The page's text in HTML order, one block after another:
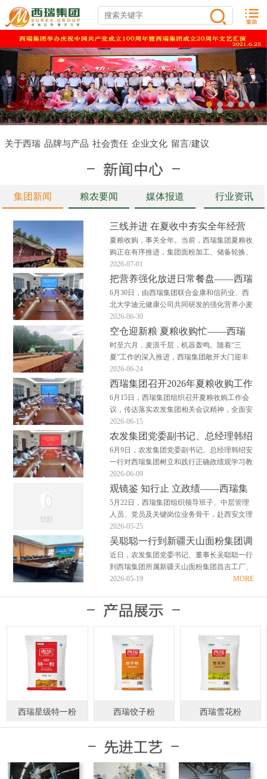
关于西瑞 品牌与产品 社会责任 企业文化 留言/建议
集团新闻 粮农要闻 行业资讯
媒体报道
三线并进 在夏收中夯实全年经营
底盘
夏粮收购，事关全年。当前，西瑞集团夏粮收
购正在有序推进，集团面粉加工、储备轮换、
粮食贸易三大板块多点发力、高效衔接，全力
夺取夏粮收购攻坚战主动权。面粉加工板块：
以收保产，筑牢粮头食尾收购链直通生产链，
原粮稳则加工稳。集团各面粉工厂把夏粮收购
视为全年原料保供…
2026-07-01
把营养强化放进日常餐盘——西瑞
集团召开活性叶酸面粉试吃启动会
6月30日，由西瑞集团联合金康和信药业、西
北大学迪元健康公司共同研发的强化营养小麦
粉——活性叶酸面粉正式进入重点人群试吃与
健康数据采集阶段，一场将营养健康“端上”餐
桌的启动会正式拉开帷幕。 随着“健康中国”战
略的深入推进，如何让营养摄入更精准、更便
捷，已…
2026-06-30
空仓迎新粮 夏粮收购忙——西瑞
集团夏粮收购有序开展
时至六月，麦浪千层，机器轰鸣。随着“三
夏”工作的深入推进，西瑞集团敞开大门迎丰
收，全面开启2026年夏粮收购工作。敞开收购
尽管来送 为确保夏粮收购高效开展，西瑞集
团实施“早动员、早部署、早启动”策略，对所
有输送设备、检化验仪器进行检修与校准，48
万吨仓容“…
2026-06-24
西瑞集团召开2026年夏粮收购工作
会议
6月15日，西瑞集团组织召开夏粮收购工作会
议，传达落实农发集团相关会议精神，全面安
排部署本年度夏粮收购各项工作。西瑞集团党
委书记、董事长、总经理樊健出席会议并讲
话，总会计师郭晓凤主持会议。 会议分析了
2026年小麦产区情况及市场形势，宣读了集团
夏粮收购工作方…
2026-06-15
农发集团党委副书记、总经理韩绍
安一行到西瑞集团调研督导树立和
践行正确政绩观学习教育
6月9日，农发集团党委副书记、总经理韩绍安
一行对西瑞集团树立和践行正确政绩观学习教
育进行调研督导。西瑞集团党委书记、董事
长、总经理樊健一同调研并详细介绍学习教育
开展情况和企业生产经营情况。 督导组通过
走访生产一线、谈心谈话和交流研讨的方式全
面了解学习教育…
2026-06-09
观镜鉴 知行止 立政绩——西瑞集
团赴西安文理学院警示教育基地参
观学习
5月22日，西瑞集团组织领导班子、中层管理
人员、党员及关键岗位业务骨干，赴西安文理
学院西安市警示教育基地，开展了一场以“为
国护粮责在肩，清廉务实创实绩”为主题的警
示教育活动。 走进警示教育基地，在讲解员
的引导下，全体人员依次参观了“省、心、
律、诫、儆、光…
2026-05-25
吴聪聪一行到新疆天山面粉集团调
研慰问
近日，农发集团党委书记、董事长吴聪聪一行
到西瑞集团所属新疆天山面粉集团昌吉工厂、
喀什工厂调研企业生产经营情况，并深入生产
面粉集团近年来取得的优异成绩给予充分肯
定。他指出，天山面粉集团扎根边疆六十载，
全体干部职工实…
2026-05-19 MORE
西瑞星级特一粉 西瑞饺子粉 西瑞雪花粉